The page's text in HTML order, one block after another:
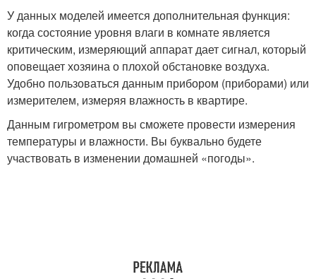
У данных моделей имеется дополнительная функция:
когда состояние уровня влаги в комнате является
критическим, измеряющий аппарат дает сигнал, который
оповещает хозяина о плохой обстановке воздуха.
Удобно пользоваться данным прибором (приборами) или
измерителем, измеряя влажность в квартире.
Данным гигрометром вы сможете провести измерения
температуры и влажности. Вы буквально будете
участвовать в изменении домашней «погоды».